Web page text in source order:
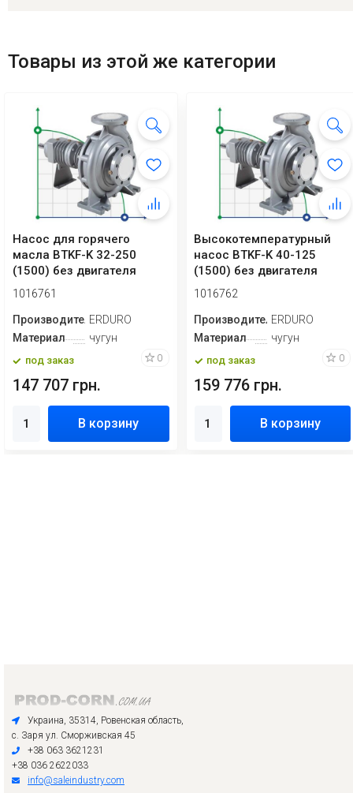
Товары из этой же категории
Насос для горячего
масла BTKF-K 32-250
(1500) без двигателя
1016761
ПроизводительERDURO
Материал
чугун
под заказ 0
147 707 грн.
В корзину
Высокотемпературный
насос BTKF-K 40-125
(1500) без двигателя
1016762
ПроизводительERDURO
Материал
чугун
под заказ 0
159 776 грн.
В корзину
Украина, 35314, Ровенская область,
с. Заря ул. Сморживская 45
+38 063 3621231
+38 036 2622033
info@saleindustry.com